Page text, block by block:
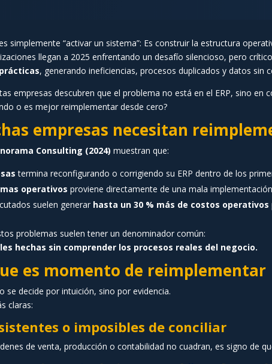
simplemente “activar un sistema”: Es construir la estructura
llegan a 2025 enfrentando un desafío silencioso, pero
, generando ineficiencias, procesos duplicados y datos sin
empresas descubren que el problema no está en el ERP, sino
o es mejor reimplementar desde cero?
empresas necesitan
Consulting (2024) muestran que:
termina reconfigurando o corrigiendo su ERP dentro de los
operativos proviene directamente de una mala
suelen generar hasta un 30 % más de costos operativos
problemas suelen tener un denominador común:
hechas sin comprender los procesos reales del negocio.
es momento de reimplementar
se decide por intuición, sino por evidencia.
claras:
o imposibles de conciliar
de venta, producción o contabilidad no cuadran, es signo de